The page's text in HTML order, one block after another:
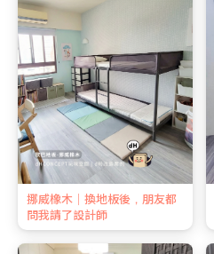
挪威橡木｜換地板後，朋友都
問我請了設計師